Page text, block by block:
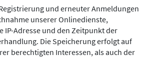
und erneuter Anmeldungen
unserer Onlinedienste,
IP-Adresse und den Zeitpunkt der
Die Speicherung erfolgt auf
berechtigten Interessen, als auch der